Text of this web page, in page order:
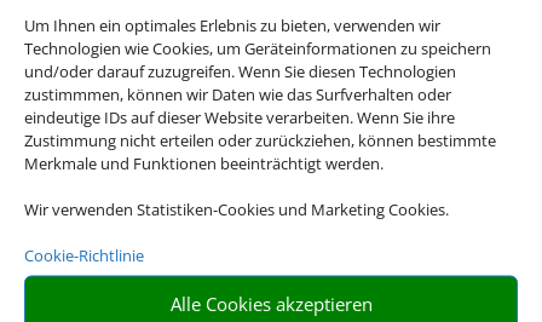
Um Ihnen ein optimales Erlebnis zu bieten, verwenden wir
Technologien wie Cookies, um Geräteinformationen zu speichern
und/oder darauf zuzugreifen. Wenn Sie diesen Technologien
zustimmmen, können wir Daten wie das Surfverhalten oder
eindeutige IDs auf dieser Website verarbeiten. Wenn Sie ihre
Zustimmung nicht erteilen oder zurückziehen, können bestimmte
Merkmale und Funktionen beeinträchtigt werden.
Wir verwenden Statistiken-Cookies und Marketing Cookies.
Cookie-Richtlinie
Alle Cookies akzeptieren
Cookies. Es werden ggf. personenbezogene Daten
verarbeitet.
Cookies akzeptieren